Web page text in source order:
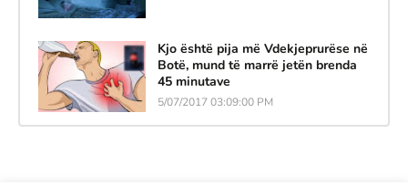
Kjo është pija më Vdekjeprurëse në
Botë, mund të marrë jetën brenda
45 minutave
5/07/2017 03:09:00 PM